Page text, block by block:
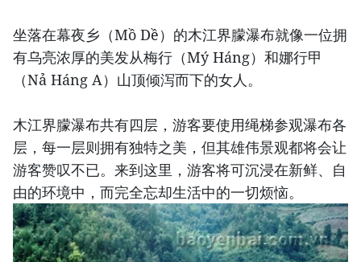
坐落在幕夜乡（Mồ Dề）的木江界朦瀑布就像一位拥
有乌亮浓厚的美发从梅行（Mý Háng）和娜行甲
（Nả Háng A）山顶倾泻而下的女人。
木江界朦瀑布共有四层，游客要使用绳梯参观瀑布各
层，每一层则拥有独特之美，但其雄伟景观都将会让
游客赞叹不已。来到这里，游客将可沉浸在新鲜、自
由的环境中，而完全忘却生活中的一切烦恼。